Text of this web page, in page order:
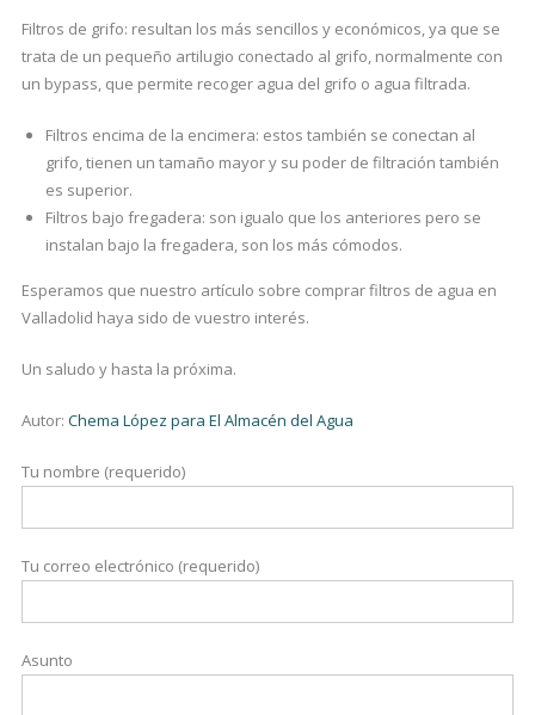
Filtros de grifo: resultan los más sencillos y económicos, ya que se
trata de un pequeño artilugio conectado al grifo, normalmente con
un bypass, que permite recoger agua del grifo o agua filtrada.
Filtros encima de la encimera: estos también se conectan al
grifo, tienen un tamaño mayor y su poder de filtración también
es superior.
Filtros bajo fregadera: son igualo que los anteriores pero se
instalan bajo la fregadera, son los más cómodos.
Esperamos que nuestro artículo sobre comprar filtros de agua en
Valladolid haya sido de vuestro interés.
Un saludo y hasta la próxima.
Autor: Chema López para El Almacén del Agua
Tu nombre (requerido)
Tu correo electrónico (requerido)
Asunto